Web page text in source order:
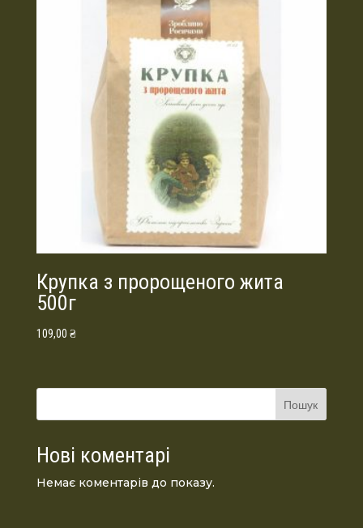
Крупка з пророщеного жита
500г
109,00 ₴
Пошук
Нові коментарі
Немає коментарів до показу.